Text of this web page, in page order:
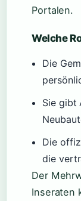
Portalen.
Welche
Die
Sie gibt
Die
die
Der
Inseraten